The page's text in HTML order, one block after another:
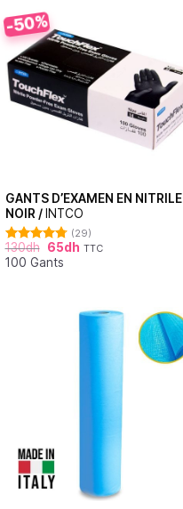
-50%
GANTS D’EXAMEN EN NITRILE
NOIR / INTCO
Note4.76
sur 5
(29)
130dh 65dh TTC
100 Gants